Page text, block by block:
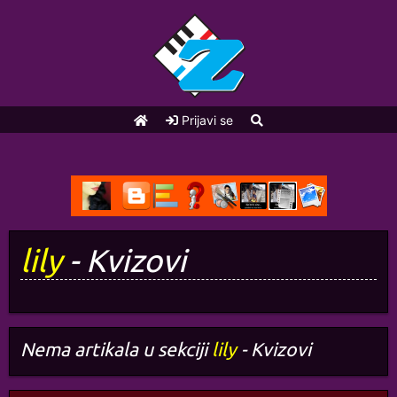
Prijavi se
lily- Kvizovi
Nema artikala u sekcijilily- Kvizovi